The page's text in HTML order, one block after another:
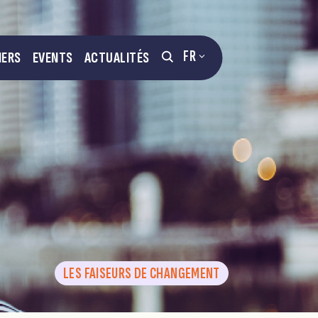
FR
EVENTS ACTUALITÉS
LES FAISEURS DE CHANGEMENT